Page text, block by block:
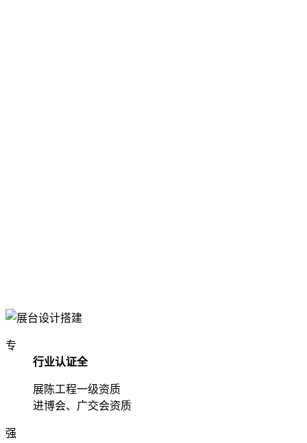
专
行业认证全
展陈工程一级资质
进博会、广交会资质
强